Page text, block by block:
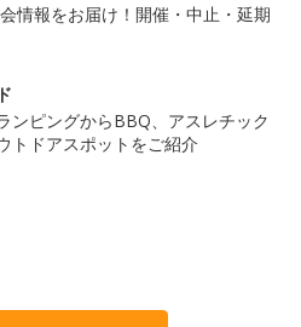
情報をお届け！開催・中止・延期
ンピングからBBQ、アスレチック
トドアスポットをご紹介